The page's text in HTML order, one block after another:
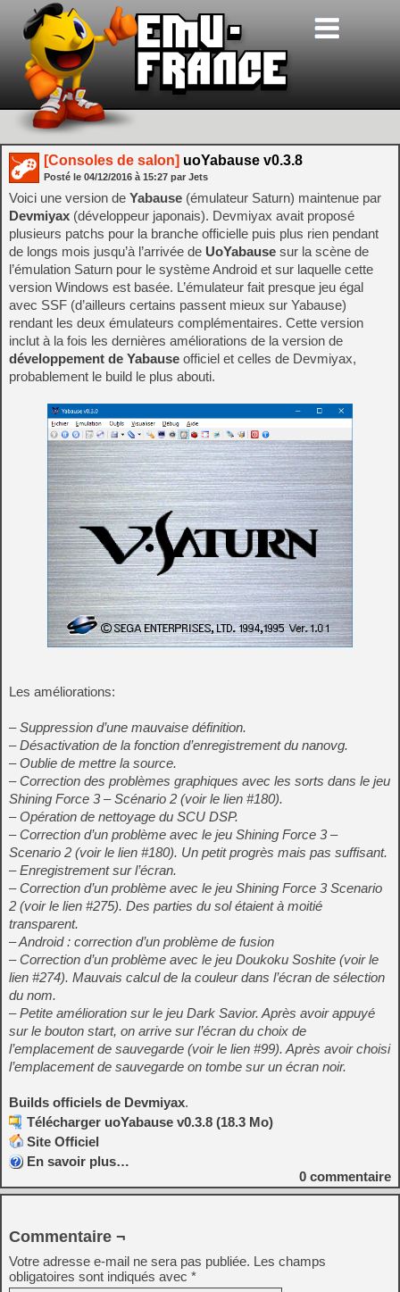
[Consoles de salon] uoYabause v0.3.8
Posté le 04/12/2016 à 15:27 par Jets
Voici une version de Yabause (émulateur Saturn) maintenue par
Devmiyax (développeur japonais). Devmiyax avait proposé
plusieurs patchs pour la branche officielle puis plus rien pendant
de longs mois jusqu’à l’arrivée de UoYabause sur la scène de
l’émulation Saturn pour le système Android et sur laquelle cette
version Windows est basée. L’émulateur fait presque jeu égal
avec SSF (d’ailleurs certains passent mieux sur Yabause)
rendant les deux émulateurs complémentaires. Cette version
inclut à la fois les dernières améliorations de la version de
développement de Yabause officiel et celles de Devmiyax,
probablement le build le plus abouti.
Les améliorations:
– Suppression d’une mauvaise définition.
– Désactivation de la fonction d’enregistrement du nanovg.
– Oublie de mettre la source.
– Correction des problèmes graphiques avec les sorts dans le jeu
Shining Force 3 – Scénario 2 (voir le lien #180).
– Opération de nettoyage du SCU DSP.
– Correction d’un problème avec le jeu Shining Force 3 –
Scenario 2 (voir le lien #180). Un petit progrès mais pas suffisant.
– Enregistrement sur l’écran.
– Correction d’un problème avec le jeu Shining Force 3 Scenario
2 (voir le lien #275). Des parties du sol étaient à moitié
transparent.
– Android : correction d’un problème de fusion
– Correction d’un problème avec le jeu Doukoku Soshite (voir le
lien #274). Mauvais calcul de la couleur dans l’écran de sélection
du nom.
– Petite amélioration sur le jeu Dark Savior. Après avoir appuyé
sur le bouton start, on arrive sur l’écran du choix de
l’emplacement de sauvegarde (voir le lien #99). Après avoir choisi
l’emplacement de sauvegarde on tombe sur un écran noir.
Builds officiels de Devmiyax.
Télécharger uoYabause v0.3.8 (18.3 Mo)
Site Officiel
En savoir plus…
0 commentaire
Commentaire ¬
Votre adresse e-mail ne sera pas publiée. Les champs
obligatoires sont indiqués avec *